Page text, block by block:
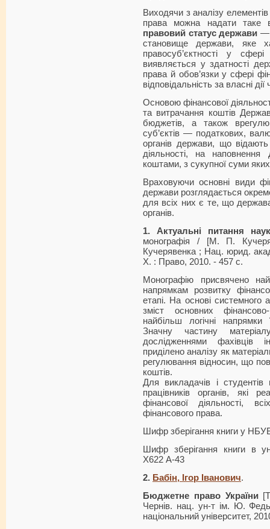
Виходячи з аналізу елементів
пра­ва можна надати таке
правовий статус держави —
становище держави, яке
правосуб’єктності у
виявляється у здатності
права й обов’язки у сфері
відповідальність за власні
Основою фінансової
та витрачання коштів
бюджетів, а також
суб’єктів — податко­вих,
органів держави, що
діяльності, на
коштами, з сукупної суми
Враховуючи основні види
держа­ви розглядається
для всіх них є те, що
органів.
1. Актуальні питання
монографія / [М. П.
Кучерявенка ; Нац. юрид.
Х. : Право, 2010. - 457 с.
Монографію присвячено
напрямкам розвитку
етапі. На основі системного
зміст основних
найбільш логічні
Значну частину
дослідженнями фахівців
приділено аналізу як
регулювання відносин, що
коштів.
Для викладачів і
працівників органів, які
фінансової діяльності,
фінансового права.
Шифр зберігання книги у
Шифр зберігання книги в
Х622 А-43
2. Бабін, Ігор Іванович.
Бюджетне право України
Чернів. нац. ун-т ім. Ю.
національний університет,